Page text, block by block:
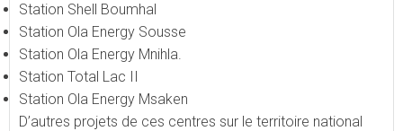
Station Shell Boumhal
Station Ola Energy Sousse
Station Ola Energy Mnihla.
Station Total Lac II
Station Ola Energy Msaken
D’autres projets de ces centres sur le territoire national